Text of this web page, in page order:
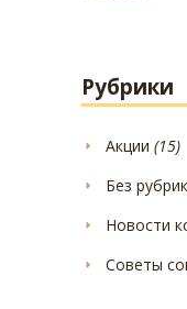
Рубрики
Акции (15)
Без
Новости
Советы